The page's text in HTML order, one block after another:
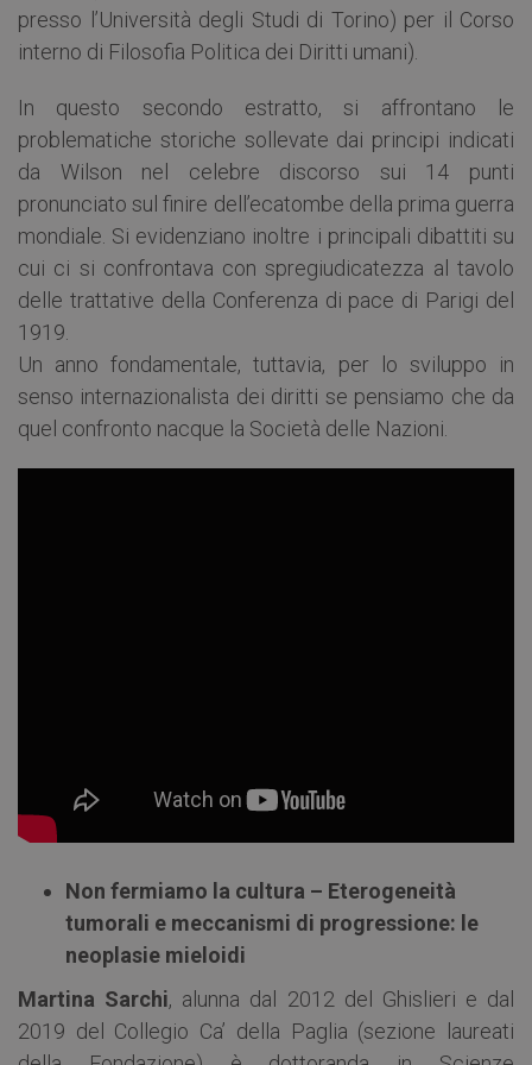
presso l’Università degli Studi di Torino) per il Corso
interno di Filosofia Politica dei Diritti umani).
In questo secondo estratto, si affrontano le
problematiche storiche sollevate dai principi indicati
da Wilson nel celebre discorso sui 14 punti
pronunciato sul finire dell’ecatombe della prima guerra
mondiale. Si evidenziano inoltre i principali dibattiti su
cui ci si confrontava con spregiudicatezza al tavolo
delle trattative della Conferenza di pace di Parigi del
1919.
Un anno fondamentale, tuttavia, per lo sviluppo in
senso internazionalista dei diritti se pensiamo che da
quel confronto nacque la Società delle Nazioni.
Non fermiamo la cultura – Eterogeneità
tumorali e meccanismi di progressione: le
neoplasie mieloidi
Martina Sarchi, alunna dal 2012 del Ghislieri e dal
2019 del Collegio Ca’ della Paglia (sezione laureati